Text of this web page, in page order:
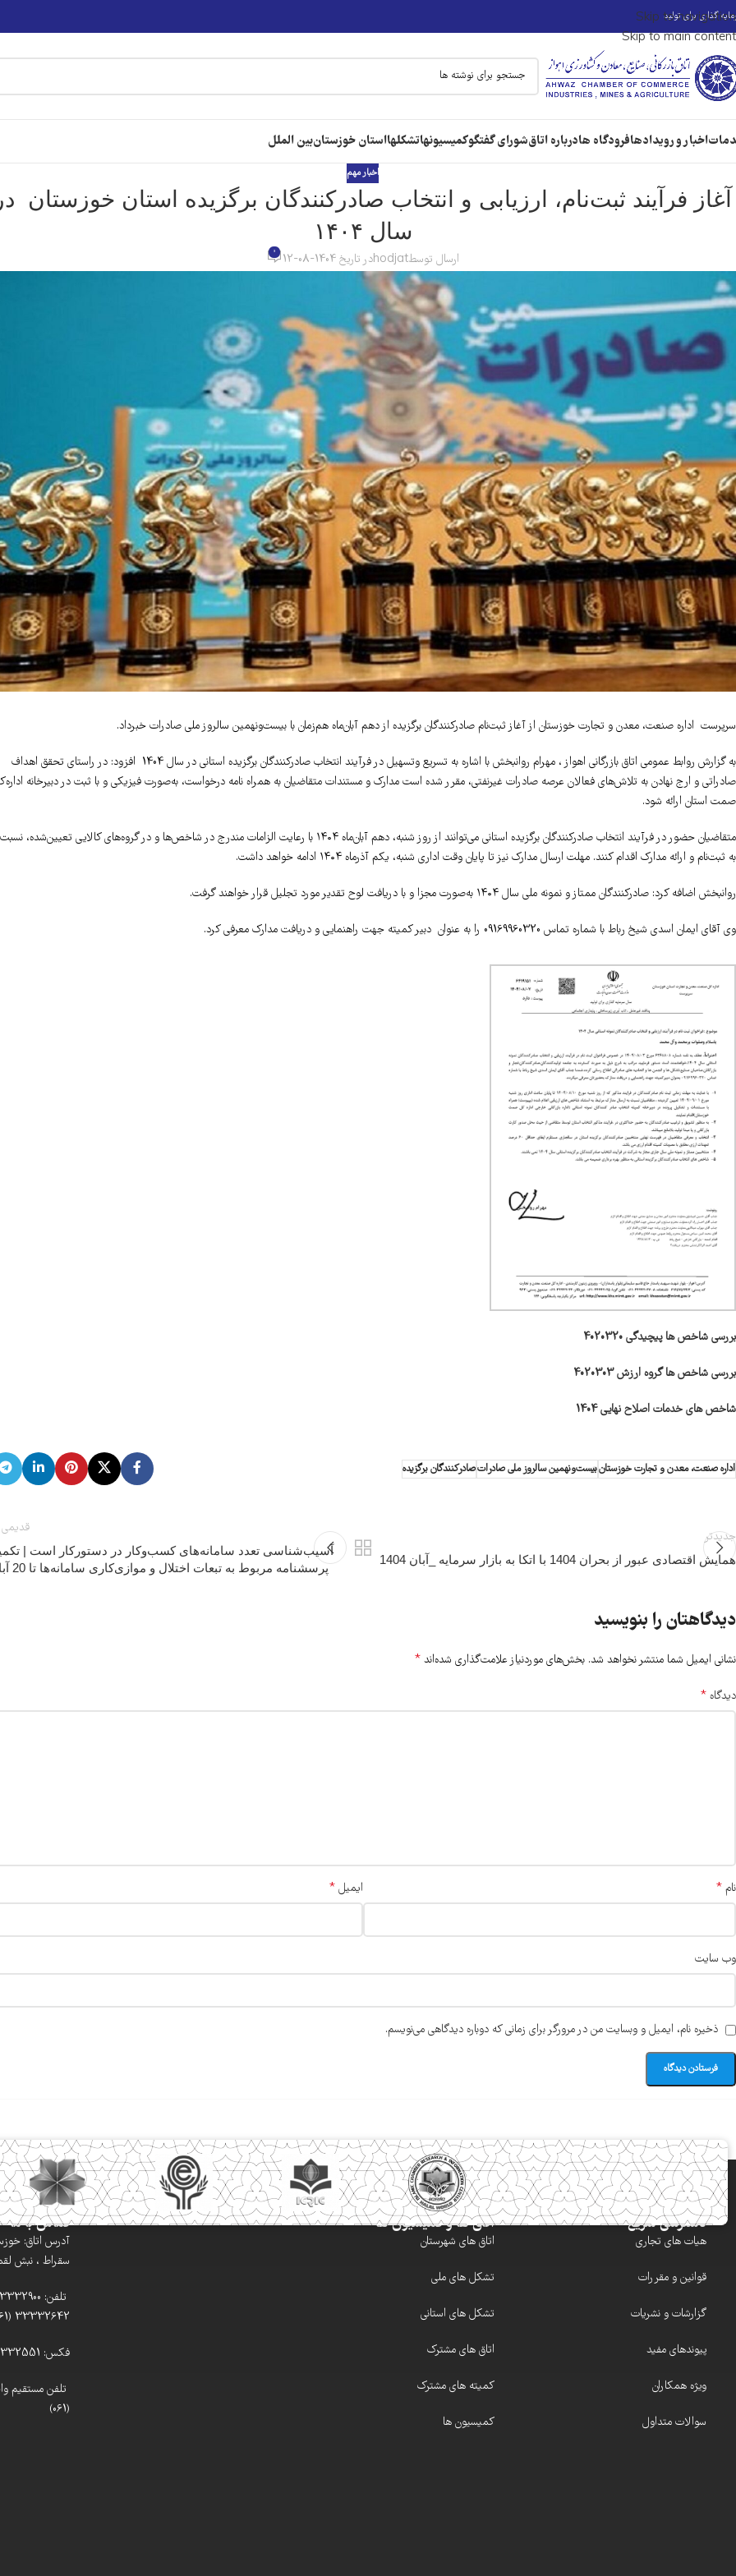
Skip to navigation
Skip to main content
گذاری برای تولید
اخبار و رویدادهافرودگاه هادرباره اتاقشورای گفتگوکمیسیونهاتشکلهااستان خوزستانبین الملل
اخبار مهم
آغاز فرآیند ثبت‌نام، ارزیابی و انتخاب صادر‌کنندگان برگزیده استان خوزستان
سال ۱۴۰۴
ارسال توسطhodjatدر تاریخ 1404-08-12 0
سرپرست اداره صنعت، معدن و تجارت خوزستان از آغاز ثبت‌نام صادرکنندگان برگزیده از دهم آبان‌ماه هم‌زمان با بیست‌ونهمین سالروز ملی صادرات خبرداد.
به گزارش روابط عمومی اتاق بازرگانی اهواز ، مهرام روانبخش با اشاره به تسریع وتسهیل در فرآیند انتخاب صادرکنندگان برگزیده استانی در سال 1404 افزود: در راستای تحقق اهداف
صادراتی و ارج نهادن به تلاش‌های فعالان عرصه صادرات غیرنفتی، مقرر شده است مدارک و مستندات متقاضیان به همراه نامه درخواست، به‌صورت فیزیکی و با ثبت در دبیرخانه
صمت استان ارائه شود.
متقاضیان حضور در فرآیند انتخاب صادر‌کنندگان برگزیده استانی می‌توانند از روز شنبه، دهم آبان‌ماه ۱۴۰۴ با رعایت الزامات مندرج در شاخص‌ها و در گروه‌های کالایی تعیین‌شده، نسبت
به ثبت‌نام و ارائه مدارک اقدام کنند. مهلت ارسال مدارک نیز تا پایان وقت اداری شنبه، یکم آذرماه ۱۴۰۴ ادامه خواهد داشت.
روانبخش اضافه کرد: صادر‌کنندگان ممتاز و نمونه ملی سال ۱۴۰۴ به‌صورت مجزا و با دریافت لوح تقدیر مورد تجلیل قرار خواهند گرفت.
وی آقای ایمان اسدی شیخ رباط با شماره تماس 09169960320 را به عنوان دبیر کمیته جهت راهنمایی و دریافت مدارک معرفی کرد.
بررسی شاخص ها پیچیدگی 4020320
بررسی شاخص ها گروه ارزش 4020303
شاخص های خدمات اصلاح نهایی 1404
اداره صنعت، معدن و تجارت خوزستانبیست‌ونهمین سالروز ملی صادراتصادرکنندگان برگزیده
جدیدتر
همایش اقتصادی عبور از بحران 1404 با اتکا به بازار سرمایه _آبان 1404
آسیب‌شناسی تعدد سامانه‌های کسب‌وکار در دستورکار است |
پرسشنامه مربوط به تبعات اختلال و موازی‌کاری سامانه‌ها تا 20 آبان
دیدگاهتان را بنویسید
نشانی ایمیل شما منتشر نخواهد شد. بخش‌های موردنیاز علامت‌گذاری شده‌اند *
دیدگاه *
نام * ایمیل*
وب‌ سایت
ذخیره نام، ایمیل و وبسایت من در مرورگر برای زمانی که دوباره دیدگاهی می‌نویسم.
دسترسی سریع
هیات های تجاری
قوانین و مقررات
گزارشات و نشریات
پیوندهای مفید
ویژه همکاران
سوالات متداول
اتاق ها و کمیسیون ها
اتاق های شهرستان
تشکل های ملی
تشکل های استانی
اتاق های مشترک
کمیته های مشترک
کمیسیون ها
تماس با ما
آدرس اتاق:
سقراط ، نبش
33332642 (061)
فکس: 33332551 (061)
(061)